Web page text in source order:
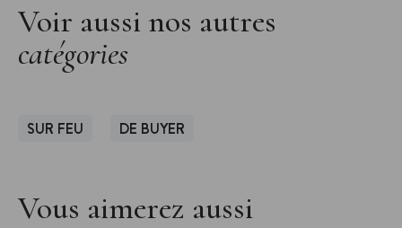
Voir aussi nos autres
catégories
SUR FEU DE BUYER
Vous aimerez aussi